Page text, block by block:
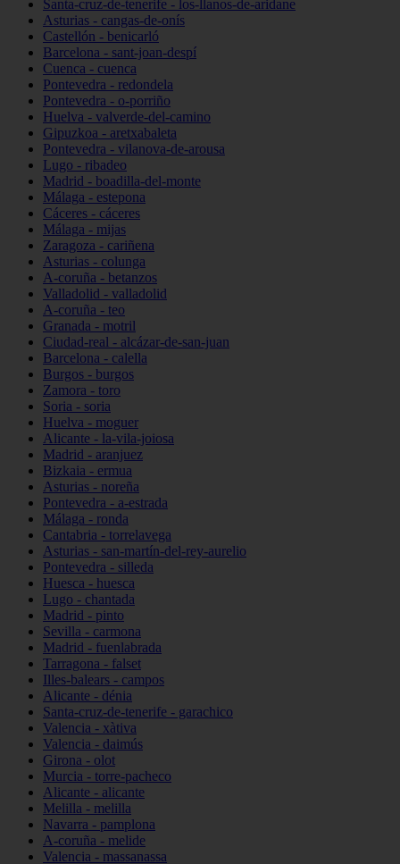
Santa-cruz-de-tenerife - los-llanos-de-aridane
Asturias - cangas-de-onís
Castellón - benicarló
Barcelona - sant-joan-despí
Cuenca - cuenca
Pontevedra - redondela
Pontevedra - o-porriño
Huelva - valverde-del-camino
Gipuzkoa - aretxabaleta
Pontevedra - vilanova-de-arousa
Lugo - ribadeo
Madrid - boadilla-del-monte
Málaga - estepona
Cáceres - cáceres
Málaga - mijas
Zaragoza - cariñena
Asturias - colunga
A-coruña - betanzos
Valladolid - valladolid
A-coruña - teo
Granada - motril
Ciudad-real - alcázar-de-san-juan
Barcelona - calella
Burgos - burgos
Zamora - toro
Soria - soria
Huelva - moguer
Alicante - la-vila-joiosa
Madrid - aranjuez
Bizkaia - ermua
Asturias - noreña
Pontevedra - a-estrada
Málaga - ronda
Cantabria - torrelavega
Asturias - san-martín-del-rey-aurelio
Pontevedra - silleda
Huesca - huesca
Lugo - chantada
Madrid - pinto
Sevilla - carmona
Madrid - fuenlabrada
Tarragona - falset
Illes-balears - campos
Alicante - dénia
Santa-cruz-de-tenerife - garachico
Valencia - xàtiva
Valencia - daimús
Girona - olot
Murcia - torre-pacheco
Alicante - alicante
Melilla - melilla
Navarra - pamplona
A-coruña - melide
Valencia - massanassa